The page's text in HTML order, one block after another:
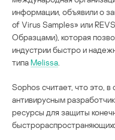
информации, объявили о
of Virus Samples» или
Образцами), которая
индустрии быстро и
типаMelissa
Sophos считает, что это,
антивирусным
ресурсы для защиты